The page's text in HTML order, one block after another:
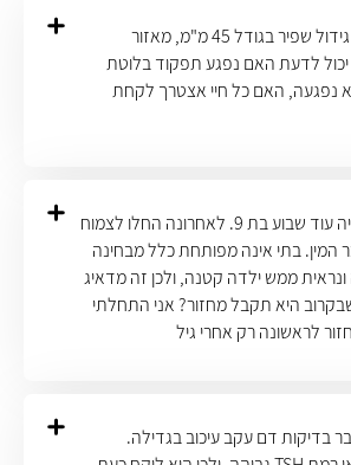
לאחר הסרת גידול שפיר בגודל 45 מ"מ, מאזור
יכול לדעת האם נפגע תפקוד בלוטת
נפגעה, האם כל חיי אצטרך לקחת
הבת שלי תהיה עוד שבוע בת 9. לאחרונה החלו לצמוח
המין. בתי אינה מפותחת כלל מבחינה
ונראית ממש ילדה קטנה, ולכן זה מדאיג
היא תקבל מחזור? אני התחלתי
לראשונה רק אחרי גיל
בן 13, עבר בדיקות דם עקב עיכוב בגדילה.